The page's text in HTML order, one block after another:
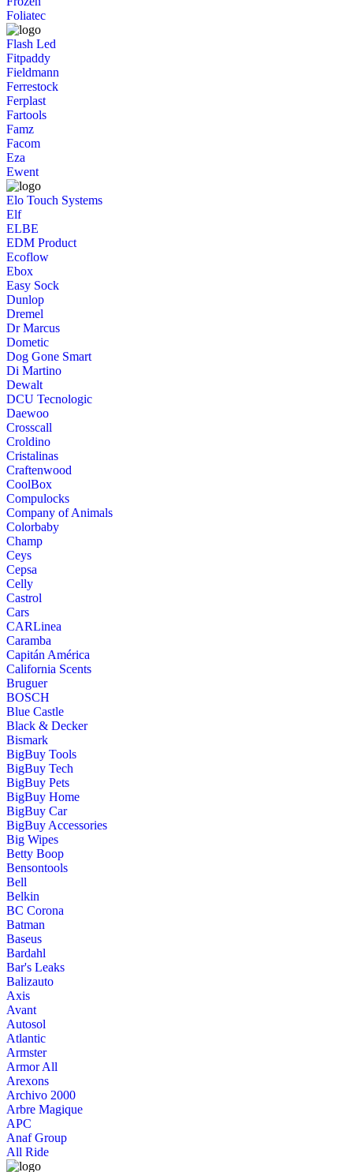
Foliatec
Flash Led
Fitpaddy
Fieldmann
Ferrestock
Ferplast
Fartools
Famz
Facom
Eza
Ewent
Elo Touch Systems
Elf
ELBE
EDM Product
Ecoflow
Ebox
Easy Sock
Dunlop
Dremel
Dr Marcus
Dometic
Dog Gone Smart
Di Martino
Dewalt
DCU Tecnologic
Daewoo
Crosscall
Croldino
Cristalinas
Craftenwood
CoolBox
Compulocks
Company of Animals
Colorbaby
Champ
Ceys
Cepsa
Celly
Castrol
Cars
CARLinea
Caramba
Capitán América
California Scents
Bruguer
BOSCH
Blue Castle
Black & Decker
Bismark
BigBuy Tools
BigBuy Tech
BigBuy Pets
BigBuy Home
BigBuy Car
BigBuy Accessories
Big Wipes
Betty Boop
Bensontools
Bell
Belkin
BC Corona
Batman
Baseus
Bardahl
Bar's Leaks
Balizauto
Axis
Avant
Autosol
Atlantic
Armster
Armor All
Arexons
Archivo 2000
Arbre Magique
APC
Anaf Group
All Ride